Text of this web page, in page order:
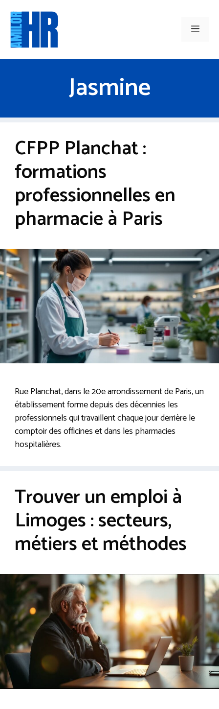
contenu
Menu
Jasmine
CFPP Planchat :
formations
professionnelles en
pharmacie à Paris
Rue Planchat, dans le 20e arrondissement de Paris, un
établissement forme depuis des décennies les
professionnels qui travaillent chaque jour derrière le
comptoir des officines et dans les pharmacies
hospitalières.
Trouver un emploi à
Limoges : secteurs,
métiers et méthodes